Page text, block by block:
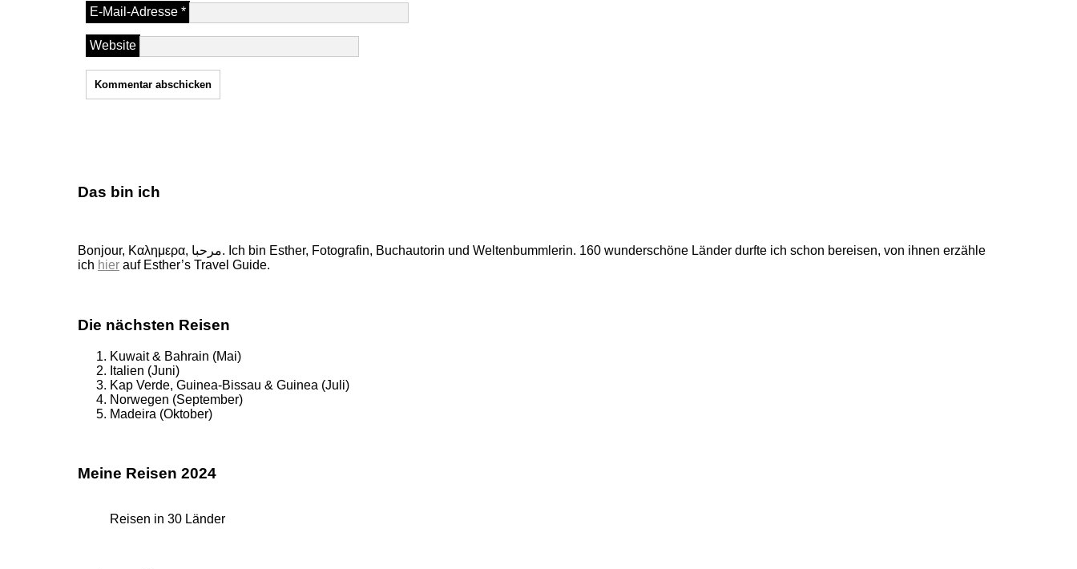
E-Mail-Adresse *
Website
Das bin ich
Bonjour, Καλημερα, مرحبا. Ich bin Esther, Fotografin, Buchautorin und Weltenbummlerin. 160 wunderschöne Länder durfte ich schon bereisen, von ihnen erzähle
ich hier auf Esther’s Travel Guide.
Die nächsten Reisen
Kuwait & Bahrain (Mai)
Italien (Juni)
Kap Verde, Guinea-Bissau & Guinea (Juli)
Norwegen (September)
Madeira (Oktober)
Meine Reisen 2024
Reisen in 30 Länder